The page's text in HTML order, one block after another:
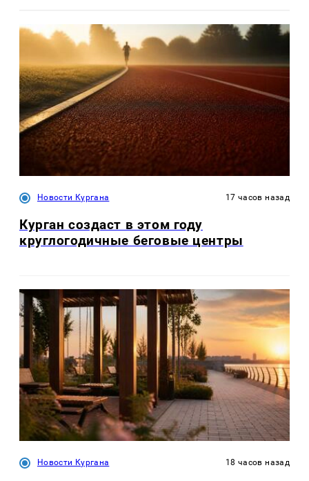
Новости Кургана 17 часов назад
Курган создаст в этом году
круглогодичные беговые центры
Новости Кургана 18 часов назад